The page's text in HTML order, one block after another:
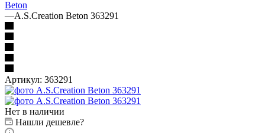
Beton
—A.S.Creation Beton 363291
Артикул: 363291
Нет в наличии
Нашли дешевле?